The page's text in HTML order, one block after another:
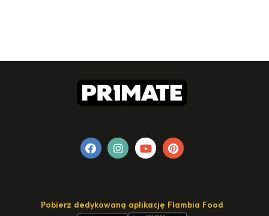
Pobierz dedykowaną aplikację Flambia Food